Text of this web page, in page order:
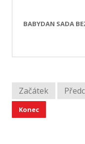
BABYDAN SADA
Začátek
Konec